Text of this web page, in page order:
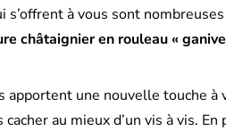
à vous sont nombreuses
châtaignier en rouleau «
une nouvelle touche à
au mieux d’un vis à vis.